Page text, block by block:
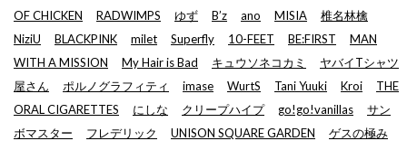
OF CHICKEN
RADWIMPS ゆず B’z ano MISIA
椎名林檎
NiziU
BLACKPINK milet Superfly 10-FEET BE:FIRST
MAN
WITH A MISSION
My Hair is Bad キュウソネコカミ
ヤバイTシャツ
屋さん
ポルノグラフィティ imase WurtS Tani Yuuki Kroi
THE
ORAL CIGARETTES
にしな クリープハイプ go!go!vanillas
サン
ボマスター
フレデリック UNISON SQUARE GARDEN
ゲスの極み